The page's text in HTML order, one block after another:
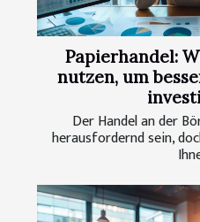
Papierhandel:
nutzen, um
Der Handel an der
herausfordernd sein,